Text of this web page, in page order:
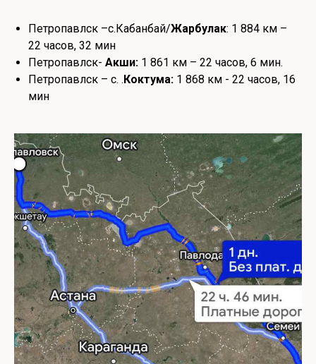
Петропавлск –с.Кабанбай/Жарбулак: 1 884 км –
22 часов, 32 мин
Петропавлск- Акши: 1 861 км – 22 часов, 6 мин.
Петропавлск – с. .Коктума: 1 868 км - 22 часов, 16
мин